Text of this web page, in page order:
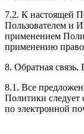
7.2. К настоящей
Пользователем и
применением
применению
8. Обратная
8.1. Все
Политики
по электронной